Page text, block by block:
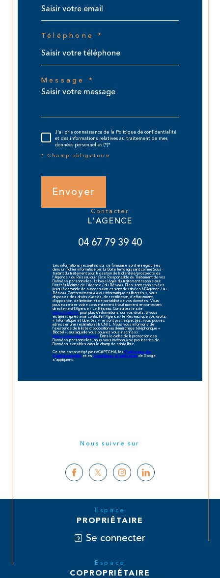
Téléphone *
Message *
J'ai pris connaissance de la Politique de confidentialité
et des informations relatives au traitement de mes
données personnelles (*)*
* Champ obligatoire
Envoyer
contacter
L'AGENCE
04 67 79 39 40
Les informations recueillies sur ce formulaire sont enregistrées
dans un fichier informatisé par La Boite Immo agissant comme Sous-
traitant du traitement pour la gestion de la clientèle/prospects de
l'Agence / du Réseau qui reste Responsable du Traitement de vos
Données personnelles. La base légale du traitement repose sur
l'intérêt légitime de l'Agence / du Réseau. Elles sont conservées
jusqu'à demande de suppression et sont destinées à l'Agence / au
Réseau. Conformément à la loi « informatique et libertés », vous
disposez des droits d’accès, de rectification, d’effacement,
d’opposition, de limitation et de portabilité de vos données. Vous
pouvez retirer votre consentement à tout moment en contactant
directement l’Agence / Le Réseau. Consultez le site
https://cnil.fr/frpour plus d’informations sur vos droits. Si vous
estimez, après avoir contacté l'Agence / le Réseau, que vos droits
« Informatique et Libertés » ne sont pas respectés, vous pouvez
adresser une réclamation à la CNIL. Nous vous informons de
l’existence de la liste d'opposition au démarchage téléphonique «
Bloctel », sur laquelle vous pouvez vous inscrire ici :
https://www.bloctel.gouv.fr. Dans le cadre de la protection des
Données personnelles, nous vous invitons à ne pas inscrire de
Données sensibles dans le champ de saisie libre.
Ce site est protégé par reCAPTCHA, les Politiques de
Confidentialité et es Conditions d'utilisationde Google
s'appliquent.
Nous suivre sur
Espace
PROPRIÉTAIRE
Se connecter
Espace
COPROPRIÉTAIRE